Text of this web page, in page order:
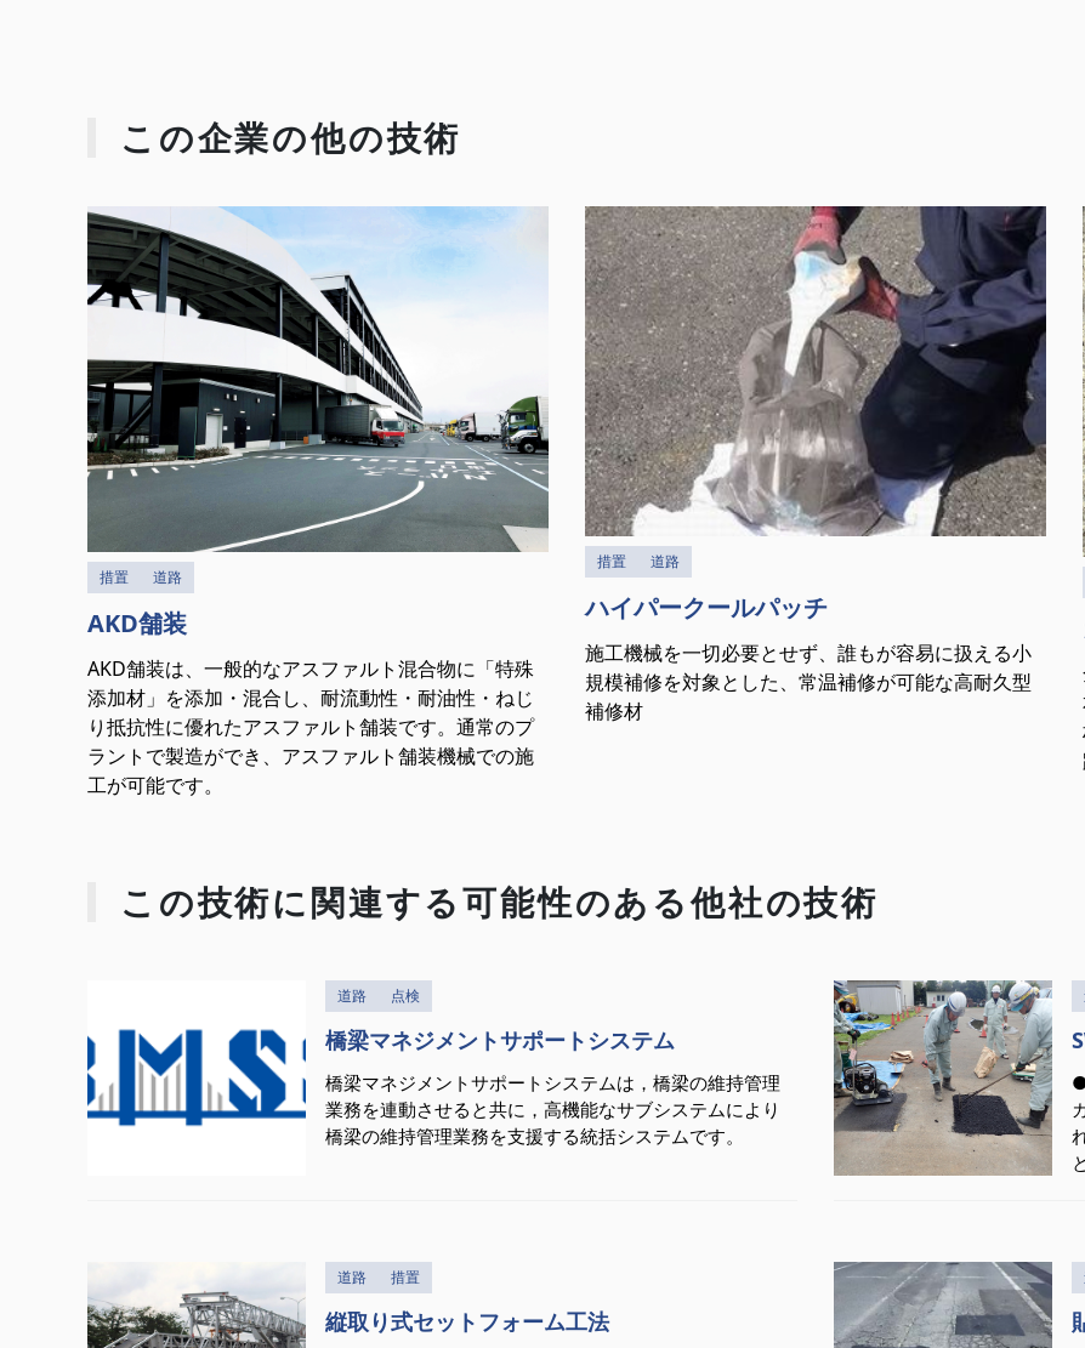
この企業の他の技術
措置 道路
AKD舗装
AKD舗装は、一般的なアスファルト混合物に「特殊
添加材」を添加・混合し、耐流動性・耐油性・ねじ
り抵抗性に優れたアスファルト舗装です。通常のプ
ラントで製造ができ、アスファルト舗装機械での施
工が可能です。
措置 道路
ハイパークールパッチ
施工機械を一切必要とせず、誰もが容易に扱える小
規模補修を対象とした、常温補修が可能な高耐久型
補修材
この技術に関連する可能性のある他社の技術
道路 点検
橋梁マネジメントサポートシステム
橋梁マネジメントサポートシステムは，橋梁の維持管理
業務を連動させると共に，高機能なサブシステムにより
橋梁の維持管理業務を支援する統括システムです。
道路 措置
縦取り式セットフォーム工法